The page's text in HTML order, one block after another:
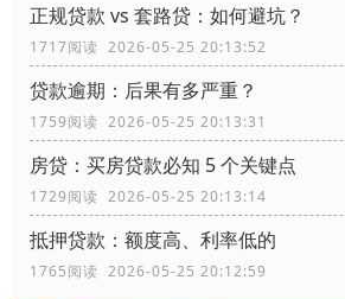
正规贷款 vs 套路贷：如何避坑？
1717阅读 2026-05-25 20:13:52
贷款逾期：后果有多严重？
1759阅读 2026-05-25 20:13:31
房贷：买房贷款必知 5 个关键点
1729阅读 2026-05-25 20:13:14
抵押贷款：额度高、利率低的
1765阅读 2026-05-25 20:12:59